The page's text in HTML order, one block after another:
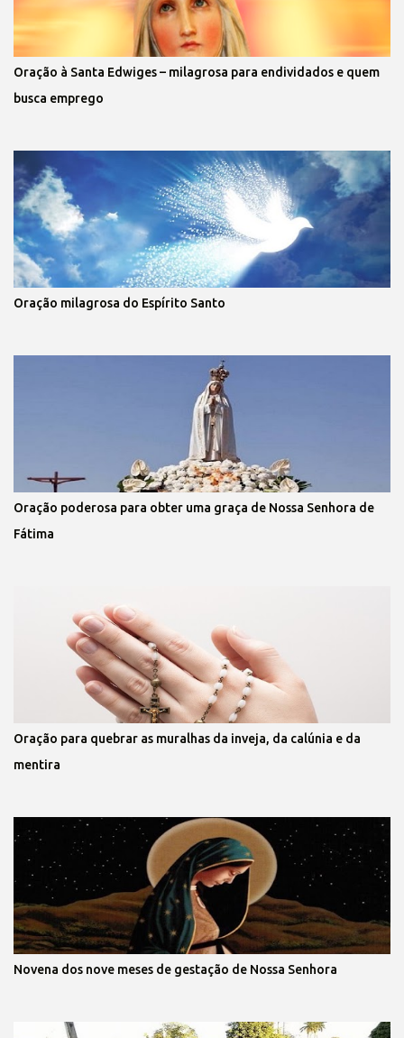
Oração à Santa Edwiges – milagrosa para endividados e quem
busca emprego
Oração milagrosa do Espírito Santo
Oração poderosa para obter uma graça de Nossa Senhora de
Fátima
Oração para quebrar as muralhas da inveja, da calúnia e da
mentira
Novena dos nove meses de gestação de Nossa Senhora